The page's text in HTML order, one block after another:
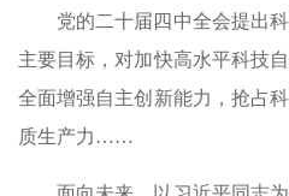
党的二十届四中全会提出
主要目标，对加快高水平科技
全面增强自主创新能力，抢占
质生产力……